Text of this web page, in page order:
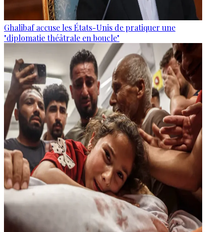
Ghalibaf accuse les États-Unis de pratiquer une
"diplomatie théâtrale en boucle"